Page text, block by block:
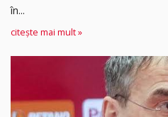
în...
citește mai mult »